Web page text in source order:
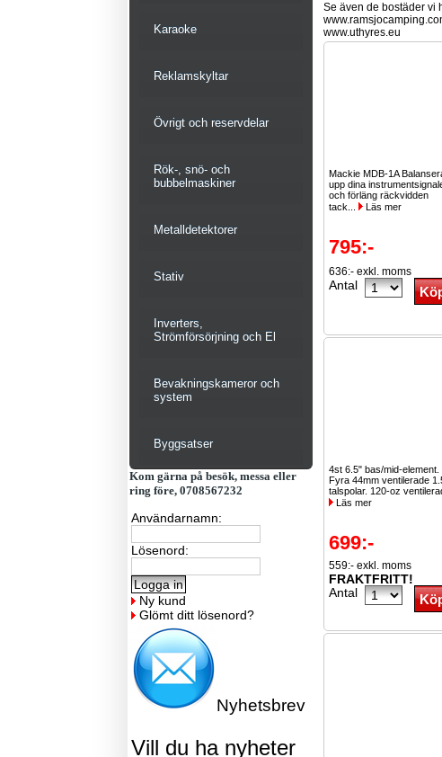
Karaoke
Reklamskyltar
Övrigt och reservdelar
Rök-, snö- och
bubbelmaskiner
Metalldetektorer
Stativ
Inverters,
Strömförsörjning och El
Bevakningskameror och
system
Byggsatser
Kom gärna på besök, messa eller
ring före, 0708567232
Användarnamn:
Lösenord:
Ny kund
Glömt ditt lösenord?
Nyhetsbrev
Vill du ha nyheter
Se även de bostäder vi
www.uthyres.eu
Mackie MDB-1A
upp dina
och förläng räckvidden
tack...
Läs mer
795:-
636:- exkl. moms
Antal
4st 6.5" bas/mid-element.
Fyra 44mm ventilerade
talspolar. 120-oz
Läs mer
699:-
559:- exkl. moms
FRAKTFRITT!
Antal